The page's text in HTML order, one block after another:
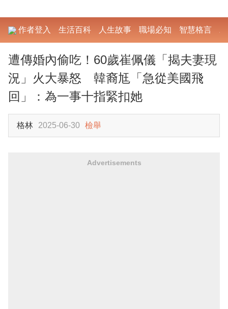
作者登入 生活百科 人生故事 職場必知 智慧格言
遭傳婚內偷吃！60歲崔佩儀「揭夫妻現
況」火大暴怒 韓裔尪「急從美國飛
回」：為一事十指緊扣她
格林 2025-06-30 檢舉
Advertisements